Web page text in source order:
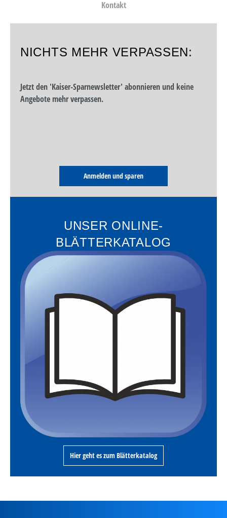
Kontakt
NICHTS MEHR VERPASSEN:
Jetzt den 'Kaiser-Sparnewsletter' abonnieren und keine
Angebote mehr verpassen.
Anmelden und sparen
UNSER ONLINE-
BLÄTTERKATALOG
Hier geht es zum Blätterkatalog